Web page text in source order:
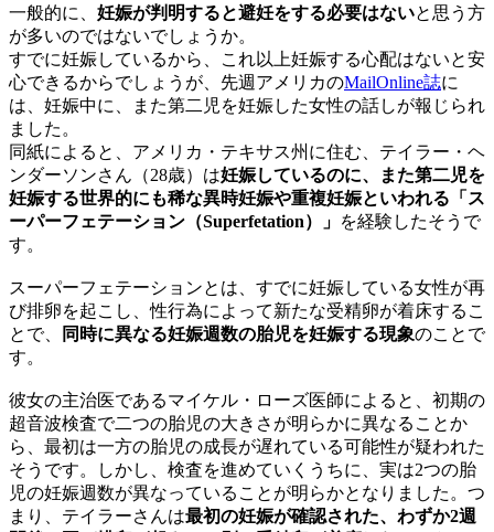
一般的に、 妊娠が判明すると避妊をする必要はないと思う方
が多いのではないでしょうか。
すでに妊娠しているから、これ以上妊娠する心配はないと安
心できるからでしょうが、先週アメリカのMailOnline誌に
は、妊娠中に、また第二児を妊娠した女性の話しが報じられ
ました。
同紙によると、アメリカ・テキサス州に住む、テイラー・ヘ
ンダーソンさん（28歳）は妊娠しているのに、また第二児を
妊娠する世界的にも稀な異時妊娠や重複妊娠といわれる「ス
ーパーフェテーション（Superfetation）」 を経験したそうで
す。
スーパーフェテーションとは、すでに妊娠している女性が再
び排卵を起こし、性行為によって新たな受精卵が着床するこ
とで、
同時に異なる妊娠週数の胎児を妊娠する現象のことで
す。
彼女の主治医であるマイケル・ローズ医師によると、初期の
超音波検査で二つの胎児の大きさが明らかに異なることか
ら、最初は一方の胎児の成長が遅れている可能性が疑われた
そうです。しかし、検査を進めていくうちに、実は2つの胎
児の妊娠週数が異なっていることが明らかとなりました。つ
まり、テイラーさんは最初の妊娠が確認された、わずか2週